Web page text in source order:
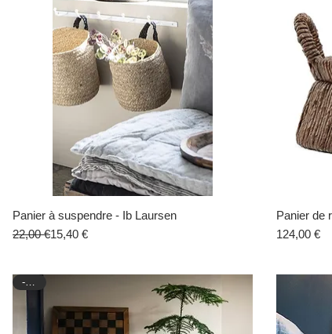
Aperçu rapide
Panier à suspendre - Ib Laursen
Prix original
22,00 €
Prix promotionnel
15,40 €
Panier de
Prix
124,00 €
-30%